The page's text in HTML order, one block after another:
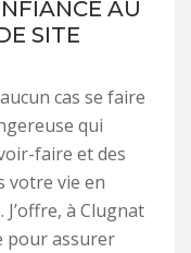
AU
SITE
cas se faire
qui
faire et des
votre vie en
à Clugnat
pour assurer